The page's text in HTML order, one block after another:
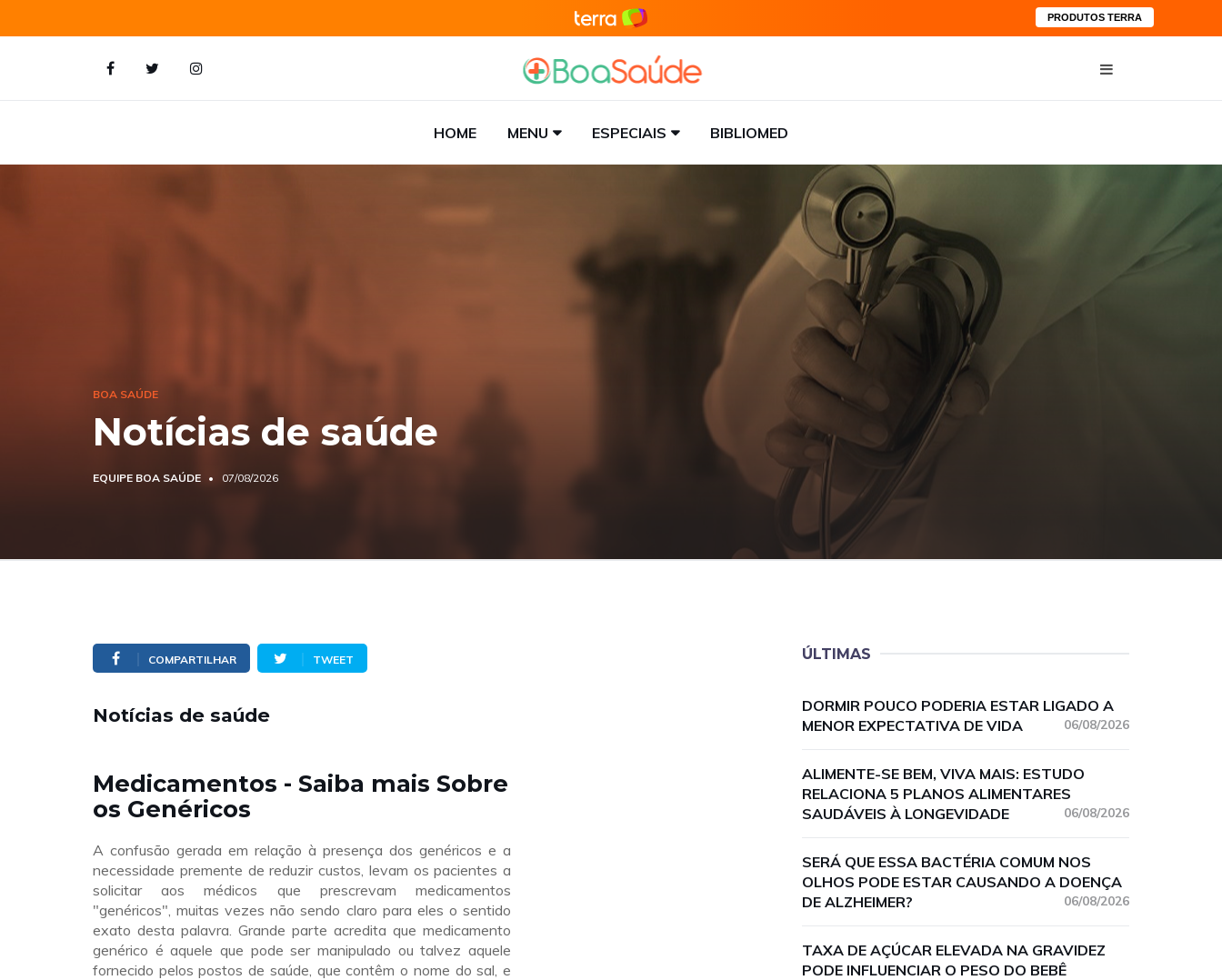
PRODUTOS TERRA
HOME MENU ESPECIAIS BIBLIOMED
BOA SAÚDE
Notícias de saúde
EQUIPE BOA SAÚDE 07/08/2026
COMPARTILHAR TWEET
Notícias de saúde
Medicamentos - Saiba mais Sobre
os Genéricos
A confusão gerada em relação à presença dos genéricos e a
necessidade premente de reduzir custos, levam os pacientes a
solicitar aos médicos que prescrevam medicamentos
"genéricos", muitas vezes não sendo claro para eles o sentido
exato desta palavra. Grande parte acredita que medicamento
genérico é aquele que pode ser manipulado ou talvez aquele
fornecido pelos postos de saúde, que contêm o nome do sal, e
ÚLTIMAS
DORMIR POUCO PODERIA ESTAR LIGADO A
MENOR EXPECTATIVA DE VIDA
06/08/2026
ALIMENTE-SE BEM, VIVA MAIS: ESTUDO
RELACIONA 5 PLANOS ALIMENTARES
SAUDÁVEIS À LONGEVIDADE
06/08/2026
SERÁ QUE ESSA BACTÉRIA COMUM NOS
OLHOS PODE ESTAR CAUSANDO A DOENÇA
DE ALZHEIMER?
06/08/2026
TAXA DE AÇÚCAR ELEVADA NA GRAVIDEZ
PODE INFLUENCIAR O PESO DO BEBÊ